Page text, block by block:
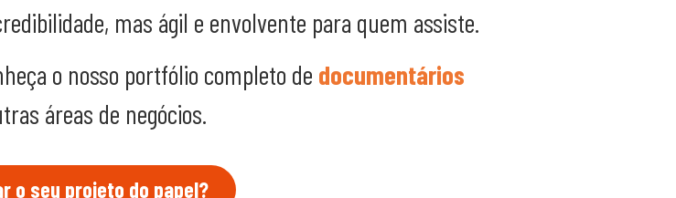
mas ágil e envolvente para quem assiste.
o nosso portfólio completo de documentários
áreas de negócios.
o seu projeto do papel?